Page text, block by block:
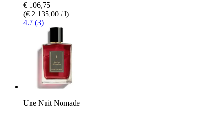
€ 106,75
(€ 2.135,00 / l)
4.7 (3)
Une Nuit Nomade